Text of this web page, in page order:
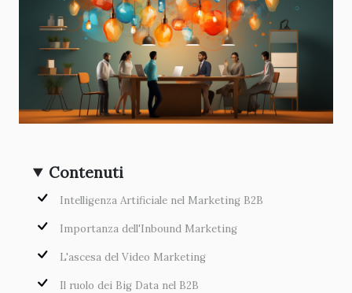
Contenuti
Intelligenza Artificiale nel Marketing B2B
Importanza dell'Inbound Marketing
L'ascesa del Video Marketing
Il ruolo dei Big Data nel B2B